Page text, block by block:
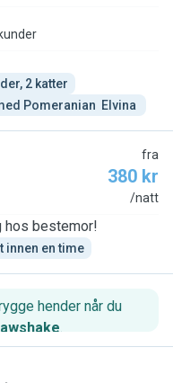
2 katter
Pomeranian  Elvina
fra
380 kr
/natt
hos bestemor!
innen en time
hender når du
.